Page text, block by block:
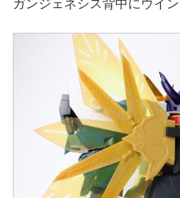
ガンジェネシス背中にウイン